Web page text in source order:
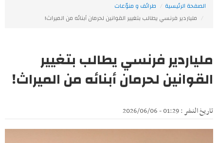
الصفحة الرئيسية
طرائف و منوّعات
ملياردير فرنسي يطالب بتغيير القوانين لحرمان أبنائه من الميراث!
ملياردير فرنسي يطالب بتغيير
القوانين لحرمان أبنائه من الميراث!
تاريخ النشر : 01:29 - 2026/06/06